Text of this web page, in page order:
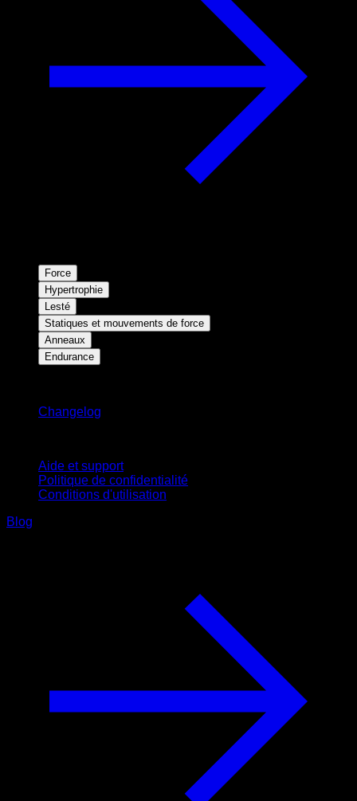
Force
Hypertrophie
Lesté
Statiques et mouvements de force
Anneaux
Endurance
Changelog
Aide et support
Politique de confidentialité
Conditions d'utilisation
Blog